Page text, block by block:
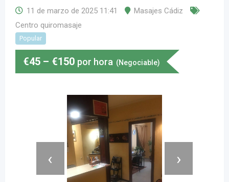
11 de marzo de 2025 11:41
Masajes Cádiz
Centro quiromasaje
Popular
€45 – €150 por hora (Negociable)
‹ ›